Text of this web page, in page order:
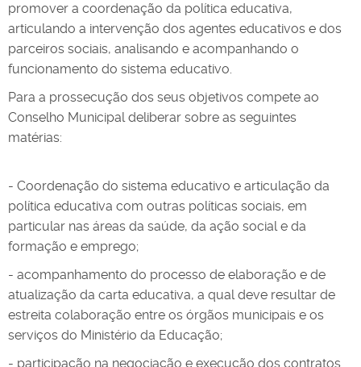
promover a coordenação da política educativa,
articulando a intervenção dos agentes educativos e dos
parceiros sociais, analisando e acompanhando o
funcionamento do sistema educativo.
Para a prossecução dos seus objetivos compete ao
Conselho Municipal deliberar sobre as seguintes
matérias:
- Coordenação do sistema educativo e articulação da
política educativa com outras políticas sociais, em
particular nas áreas da saúde, da ação social e da
formação e emprego;
- acompanhamento do processo de elaboração e de
atualização da carta educativa, a qual deve resultar de
estreita colaboração entre os órgãos municipais e os
serviços do Ministério da Educação;
- participação na negociação e execução dos contratos